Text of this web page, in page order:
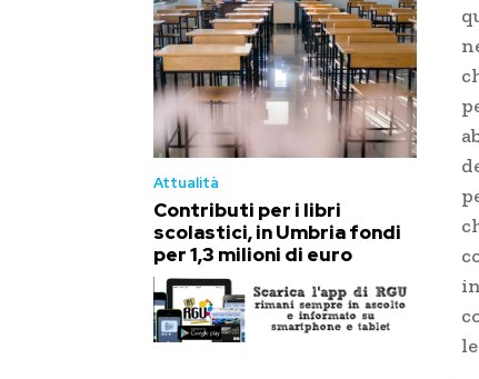
Attualità
Contributi per i libri
scolastici, in Umbria fondi
per 1,3 milioni di euro